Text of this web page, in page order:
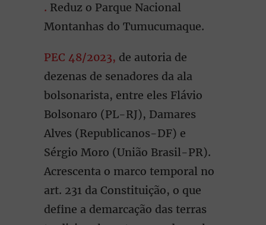
. Reduz o Parque Nacional
Montanhas do Tumucumaque.
PEC 48/2023, de autoria de
dezenas de senadores da ala
bolsonarista, entre eles Flávio
Bolsonaro (PL-RJ), Damares
Alves (Republicanos-DF) e
Sérgio Moro (União Brasil-PR).
Acrescenta o marco temporal no
art. 231 da Constituição, o que
define a demarcação das terras